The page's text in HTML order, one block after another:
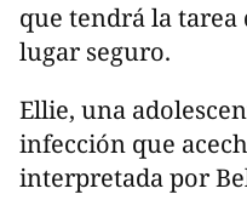
que tendrá la
lugar seguro.
Ellie, una
infección que
interpretada por